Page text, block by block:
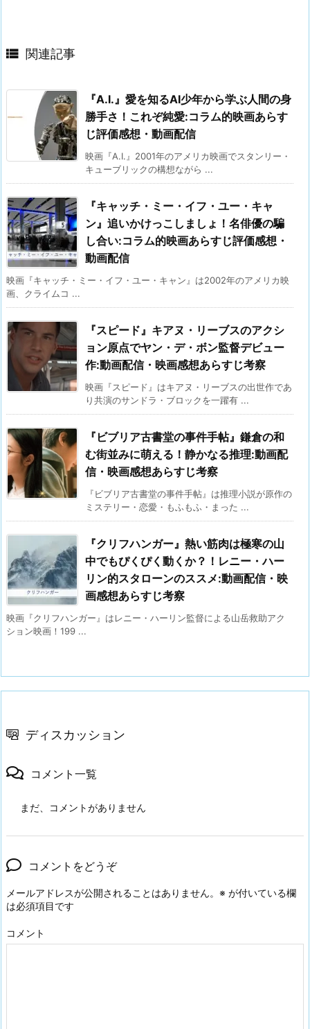
 関連記事
『A.I.』愛を知るAI少年から学ぶ人間の身
勝手さ！これぞ純愛:コラム的映画あらす
じ評価感想・動画配信
映画『A.I.』2001年のアメリカ映画でスタンリー・
キューブリックの構想ながら ...
『キャッチ・ミー・イフ・ユー・キャ
ン』追いかけっこしましょ！名俳優の騙
し合い:コラム的映画あらすじ評価感想・
動画配信
映画『キャッチ・ミー・イフ・ユー・キャン』は2002年のアメリカ映
画、クライムコ ...
『スピード』キアヌ・リーブスのアクシ
ョン原点でヤン・デ・ボン監督デビュー
作:動画配信・映画感想あらすじ考察
映画『スピード』はキアヌ・リーブスの出世作であ
り共演のサンドラ・ブロックを一躍有 ...
『ビブリア古書堂の事件手帖』鎌倉の和
む街並みに萌える！静かなる推理:動画配
信・映画感想あらすじ考察
『ビブリア古書堂の事件手帖』は推理小説が原作の
ミステリー・恋愛・もふもふ・まった ...
『クリフハンガー』熱い筋肉は極寒の山
中でもぴくぴく動くか？！レニー・ハー
リン的スタローンのススメ:動画配信・映
画感想あらすじ考察
映画『クリフハンガー』はレニー・ハーリン監督による山岳救助アク
ション映画！199 ...
ディスカッション
コメント一覧
まだ、コメントがありません
コメントをどうぞ
メールアドレスが公開されることはありません。 ※ が付いている欄
は必須項目です
コメント